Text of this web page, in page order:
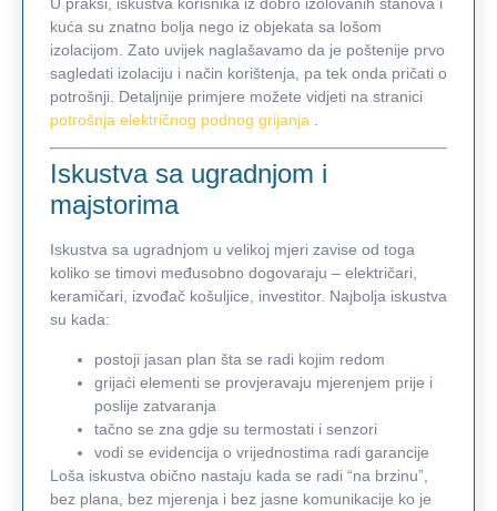
kuća su znatno bolja nego iz objekata sa lošom
izolacijom. Zato uvijek naglašavamo da je poštenije prvo
sagledati izolaciju i način korištenja, pa tek onda pričati o
potrošnji. Detaljnije primjere možete vidjeti na stranici
potrošnja električnog podnog grijanja
Iskustva sa ugradnjom i
majstorima
Iskustva sa ugradnjom u velikoj mjeri zavise od toga
koliko se timovi međusobno dogovaraju – električari,
keramičari, izvođač košuljice, investitor. Najbolja iskustva
su kada:
postoji jasan plan šta se radi kojim redom
grijaći elementi se provjeravaju mjerenjem prije i
poslije zatvaranja
tačno se zna gdje su termostati i senzori
vodi se evidencija o vrijednostima radi garancije
Loša iskustva obično nastaju kada se radi “na brzinu”,
bez plana, bez mjerenja i bez jasne komunikacije ko je